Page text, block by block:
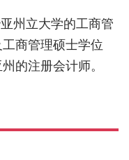
州立大学的工商管
商管理硕士学位
的注册会计师。